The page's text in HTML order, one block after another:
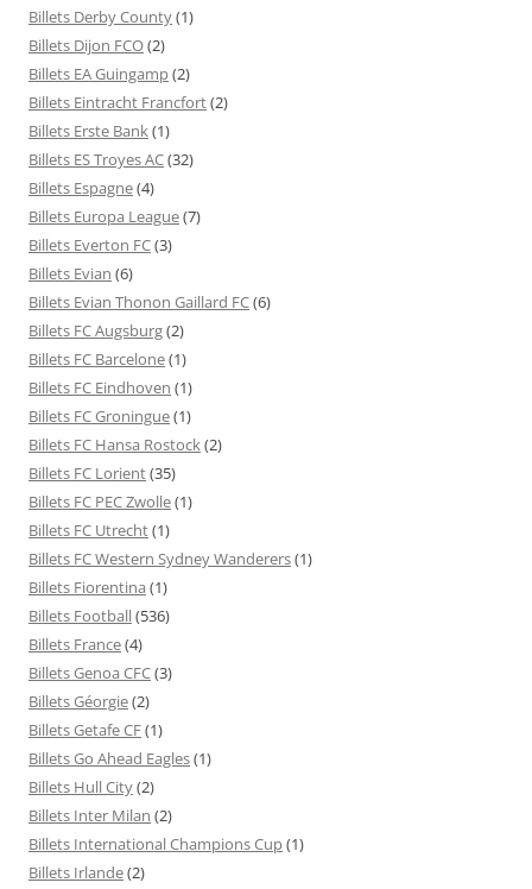
Billets Derby County(1)
Billets Dijon FCO(2)
Billets EA Guingamp(2)
Billets Eintracht Francfort(2)
Billets Erste Bank(1)
Billets ES Troyes AC(32)
Billets Espagne(4)
Billets Europa League(7)
Billets Everton FC(3)
Billets Evian (6)
Billets Evian Thonon Gaillard FC(6)
Billets FC Augsburg(2)
Billets FC Barcelone(1)
Billets FC Eindhoven (1)
Billets FC Groningue(1)
Billets FC Hansa Rostock(2)
Billets FC Lorient(35)
Billets FC PEC Zwolle(1)
Billets FC Utrecht(1)
Billets FC Western Sydney Wanderers(1)
Billets Fiorentina (1)
Billets Football(536)
Billets France(4)
Billets Genoa CFC(3)
Billets Géorgie(2)
Billets Getafe CF(1)
Billets Go Ahead Eagles(1)
Billets Hull City(2)
Billets Inter Milan (2)
Billets International Champions Cup(1)
Billets Irlande(2)